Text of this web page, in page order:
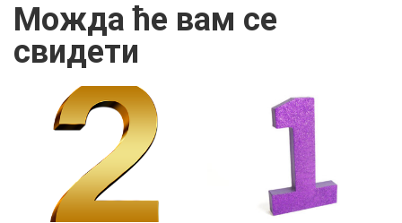
Можда ће вам се
свидети